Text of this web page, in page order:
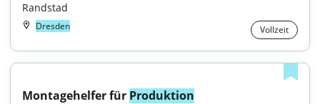
Randstad
Dresden Vollzeit
Montagehelfer für Produktion